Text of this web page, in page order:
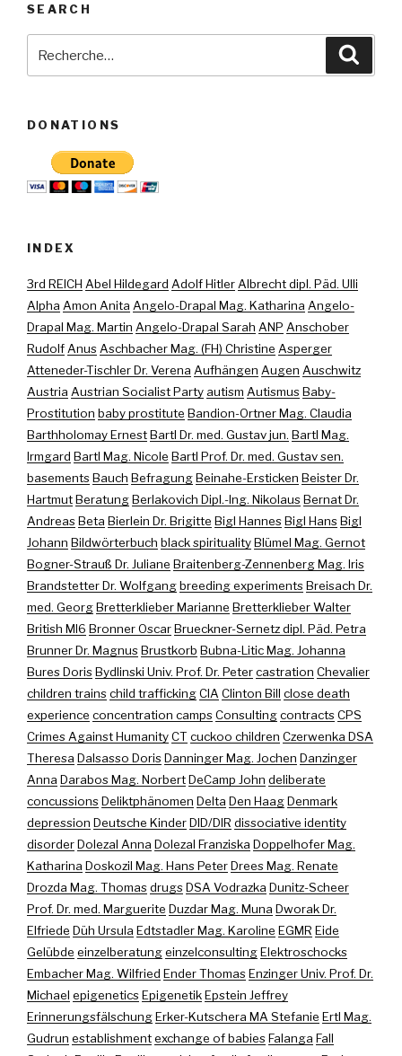
SEARCH
DONATIONS
INDEX
3rd REICH Abel Hildegard Adolf HitlerAlbrecht dipl. Päd. Ulli
Alpha Amon Anita Angelo-Drapal Mag. Katharina Angelo-
Drapal Mag. Martin Angelo-Drapal Sarah ANP Anschober
RudolfAnusAschbacher Mag. (FH) Christine Asperger
Atteneder-Tischler Dr. Verena Aufhängen Augen Auschwitz
Austria Austrian Socialist Party autism AutismusBaby-
Prostitution baby prostitute Bandion-Ortner Mag. Claudia
Barthholomay ErnestBartl Dr. med. Gustav jun. Bartl Mag.
Irmgard Bartl Mag. Nicole Bartl Prof. Dr. med. Gustav sen.
basementsBauch BefragungBeinahe-Ersticken Beister Dr.
HartmutBeratungBerlakovich Dipl.-Ing. NikolausBernat Dr.
AndreasBeta Bierlein Dr. Brigitte Bigl HannesBigl HansBigl
Johann Bildwörterbuch black spiritualityBlümel Mag. Gernot
Bogner-Strauß Dr. Juliane Braitenberg-Zennenberg Mag. Iris
Brandstetter Dr. Wolfgangbreeding experimentsBreisach Dr.
med. GeorgBretterklieber Marianne Bretterklieber Walter
British MI6 Bronner OscarBrueckner-Sernetz dipl. Päd. Petra
Brunner Dr. MagnusBrustkorb Bubna-Litic Mag. Johanna
Bures DorisBydlinski Univ. Prof. Dr. Petercastration Chevalier
children trainschild traffickingCIA Clinton Bill close death
experience concentration campsConsultingcontractsCPS
Crimes Against HumanityCT cuckoo children Czerwenka DSA
Theresa Dalsasso DorisDanninger Mag. Jochen Danzinger
Anna Darabos Mag. NorbertDeCamp John deliberate
concussionsDeliktphänomen Delta Den HaagDenmark
depression Deutsche KinderDID/DIR dissociative identity
disorderDolezal Anna Dolezal Franziska Doppelhofer Mag.
Katharina Doskozil Mag. Hans PeterDrees Mag. Renate
Drozda Mag. ThomasdrugsDSA Vodrazka Dunitz-Scheer
Prof. Dr. med. Marguerite Duzdar Mag. Muna Dworak Dr.
Elfriede Düh Ursula Edtstadler Mag. Karoline EGMR Eide
Gelübde einzelberatungeinzelconsultingElektroschocks
Embacher Mag. Wilfried Ender ThomasEnzinger Univ. Prof. Dr.
Michael epigeneticsEpigenetikEpstein Jeffrey
ErinnerungsfälschungErker-Kutschera MA Stefanie Ertl Mag.
Gudrun establishmentexchange of babiesFalanga Fall